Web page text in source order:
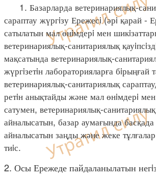
1. Базарларда ветеринариялық-
сараптау жүргiзу Ережесi (әрi қарай -
сатылатын мал өнiмдерi мен
ветеринариялық-санитариялық
мақсатында ветеринариялық-
жүргiзетiн лабораторияларға бiрыңғай
ветеринариялық-санитариялық
ретiн анықтайды және мал өнiмдерi
сатумен, ветеринариялық-
айналысатын, базар аумағында
айналысатын заңды және жеке
тиiс.
2. Осы Ережеде пайдаланылатын